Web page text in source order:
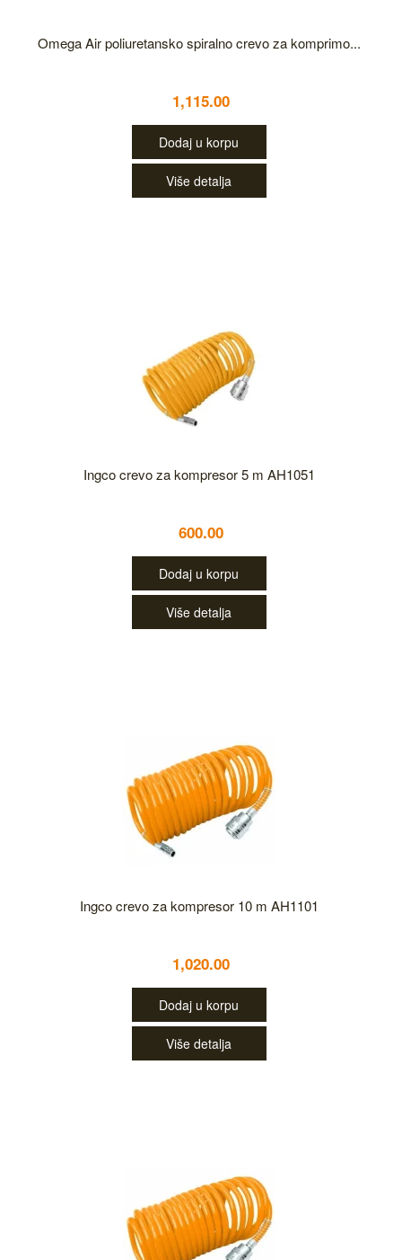
Omega Air poliuretansko spiralno crevo za komprimo...
1,115.00
Dodaj u korpu
Više detalja
Ingco crevo za kompresor 5 m AH1051
600.00
Dodaj u korpu
Više detalja
Ingco crevo za kompresor 10 m AH1101
1,020.00
Dodaj u korpu
Više detalja